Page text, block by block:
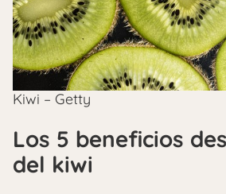
Kiwi – Getty
Los 5 beneficios
del kiwi